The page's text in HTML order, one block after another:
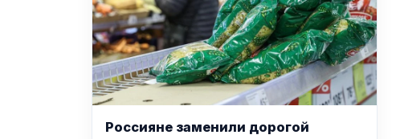
Россияне заменили дорогой